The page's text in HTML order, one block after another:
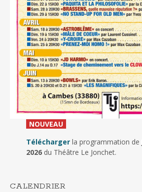
NOUVEAU_
Télécharger la programmation de
2026du Théâtre Le Jonchet.
CALENDRIER